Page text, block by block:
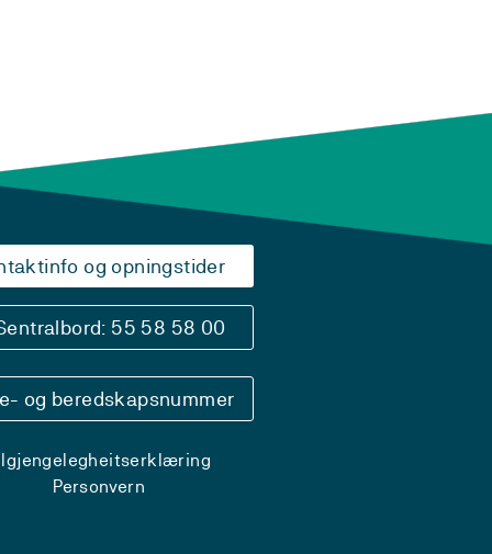
og opningstider
55 58 58 00
og beredskapsnummer
Personvern